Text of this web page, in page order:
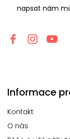
napsat nám
Informace
Kontakt
O nás